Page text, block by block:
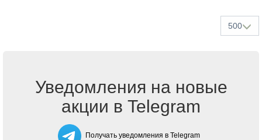
500
Уведомления на новые
акции в Telegram
Получать уведомления в Telegram